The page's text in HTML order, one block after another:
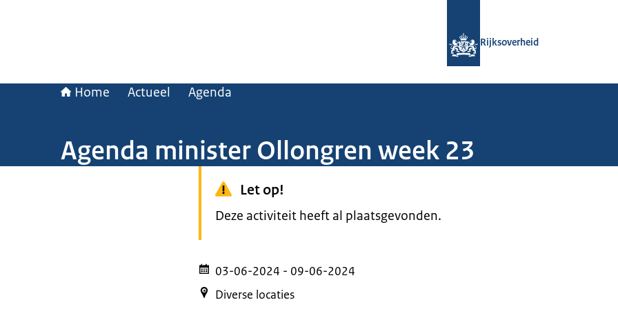
Rijksoverheid
Home Actueel Agenda
Agenda minister Ollongren week 23
Let op!
Deze activiteit heeft al plaatsgevonden.
03-06-2024 - 09-06-2024
Diverse locaties